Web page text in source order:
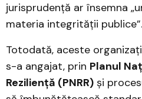
jurisprudență ar însemna
materia integrității publice”.
Totodată, aceste
s-a angajat, prin Planul
Reziliență (PNRR) și